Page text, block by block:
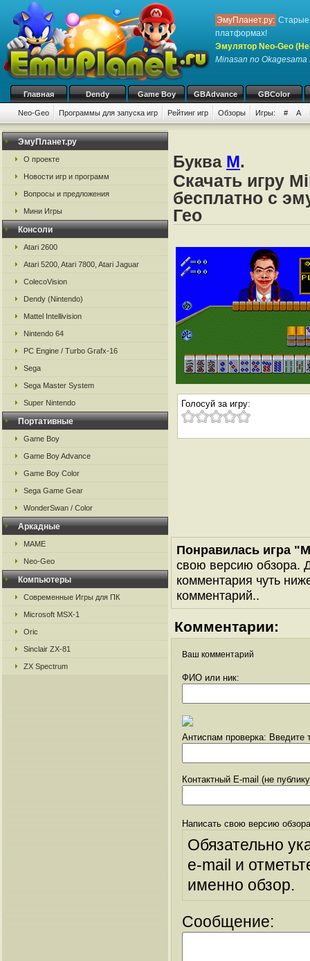
ЭмуПланет.ру: Старые
платформах!
Эмулятор Neo-Geo
Minasan no Okagesama
Главная Dendy Game Boy GBAdvance GBColor
Neo-Geo Программы для запуска игр Рейтинг игр Обзоры Игры: # A
ЭмуПланет.ру
О проекте
Новости игр и программ
Вопросы и предложения
Мини Игры
Консоли
Atari 2600
Atari 5200, Atari 7800, Atari Jaguar
ColecoVision
Dendy (Nintendo)
Mattel Intellivision
Nintendo 64
PC Engine / Turbo Grafx-16
Sega
Sega Master System
Super Nintendo
Портативные
Game Boy
Game Boy Advance
Game Boy Color
Sega Game Gear
WonderSwan / Color
Аркадные
MAME
Neo-Geo
Компьютеры
Современные Игры для ПК
Microsoft MSX-1
Oric
Sinclair ZX-81
ZX Spectrum
Буква M.
Скачать игру
бесплатно с
Гео
Голосуй за игру:
Понравилась игра
свою версию обзора.
комментария чуть
комментарий..
Комментарии:
Ваш комментарий
ФИО или ник:
Антиспам проверка: Введите
Контактный E-mail (не
Написать свою версию
Обязательно
e-mail и
именно обзор.
Сообщение: